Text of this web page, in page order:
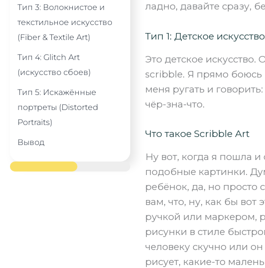
Тип 3: Волокнистое и
текстильное искусство
(Fiber & Textile Art)
Тип 4: Glitch Art
(искусство сбоев)
Тип 5: Искажённые
портреты (Distorted
Portraits)
Вывод
ладно, давайте сразу,
Тип 1: Детское
Это детское
scribble. Я прямо боюсь
меня ругать и
чёр-зна-что.
Что такое Scribble Art
Ну вот, когда я пошла
подобные картинки.
ребёнок, да, но просто
вам, что, ну, как бы вот
ручкой или маркером,
рисунки в стиле
человеку скучно или
рисует, какие-то